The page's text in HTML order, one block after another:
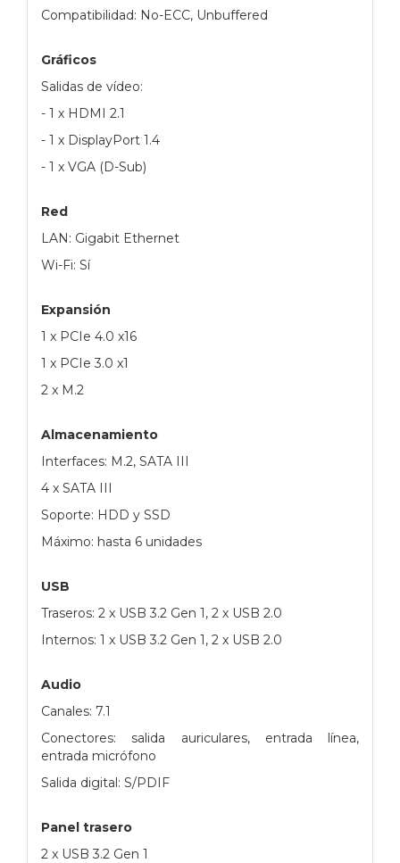
Compatibilidad: No-ECC, Unbuffered
Gráficos
Salidas de vídeo:
- 1 x HDMI 2.1
- 1 x DisplayPort 1.4
- 1 x VGA (D-Sub)
Red
LAN: Gigabit Ethernet
Wi-Fi: Sí
Expansión
1 x PCIe 4.0 x16
1 x PCIe 3.0 x1
2 x M.2
Almacenamiento
Interfaces: M.2, SATA III
4 x SATA III
Soporte: HDD y SSD
Máximo: hasta 6 unidades
USB
Traseros: 2 x USB 3.2 Gen 1, 2 x USB 2.0
Internos: 1 x USB 3.2 Gen 1, 2 x USB 2.0
Audio
Canales: 7.1
Conectores: salida auriculares, entrada línea,
entrada micrófono
Salida digital: S/PDIF
Panel trasero
2 x USB 3.2 Gen 1